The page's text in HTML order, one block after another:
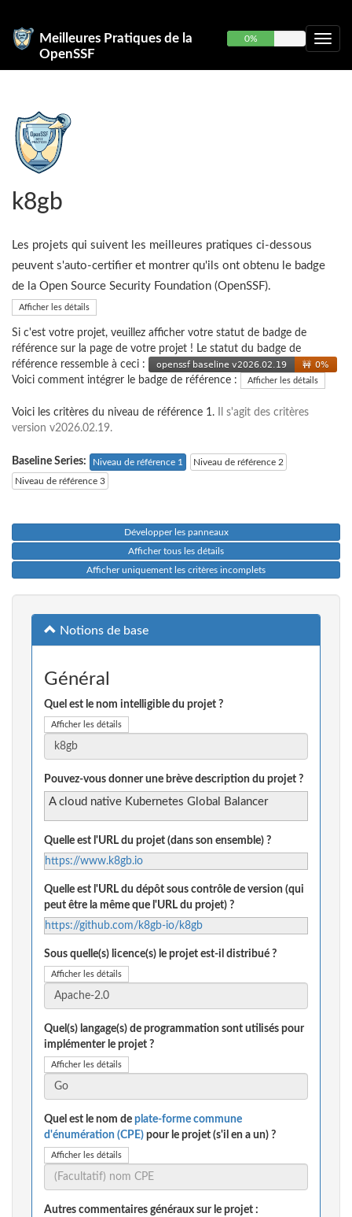
Meilleures Pratiques de la
OpenSSF
0%
k8gb
Les projets qui suivent les meilleures pratiques ci-dessous
peuvent s'auto-certifier et montrer qu'ils ont obtenu le badge
de la Open Source Security Foundation (OpenSSF).
Afficher les détails
Si c'est votre projet, veuillez afficher votre statut de badge de
référence sur la page de votre projet ! Le statut du badge de
référence ressemble à ceci :
Voici comment intégrer le badge de référence :
Afficher les détails
Voici les critères du niveau de référence 1.
Il s'agit des critères
version v2026.02.19.
Baseline Series: Niveau de référence 1
Niveau de référence 2
Niveau de référence 3
Développer les panneaux
Afficher tous les détails
Afficher uniquement les critères incomplets
Notions de base
Général
Quel est le nom intelligible du projet ?
Afficher les détails
Pouvez-vous donner une brève description du projet ?
A cloud native Kubernetes Global Balancer
Quelle est l'URL du projet (dans son ensemble) ?
https://www.k8gb.io
Quelle est l'URL du dépôt sous contrôle de version (qui
peut être la même que l'URL du projet) ?
https://github.com/k8gb-io/k8gb
Sous quelle(s) licence(s) le projet est-il distribué ?
Afficher les détails
Quel(s) langage(s) de programmation sont utilisés pour
implémenter le projet ?
Afficher les détails
Quel est le nom de plate-forme commune
d'énumération (CPE) pour le projet (s'il en a un) ?
Afficher les détails
Autres commentaires généraux sur le projet :